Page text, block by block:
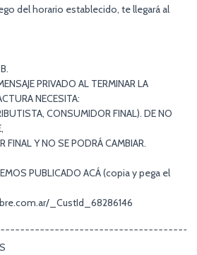
del horario establecido, te llegará al
PRIVADO AL TERMINAR LA
NECESITA:
CONSUMIDOR FINAL). DE NO
FINAL Y NO SE PODRÁ CAMBIAR.
PUBLICADO ACÁ (copia y pega el
_CustId_68286146